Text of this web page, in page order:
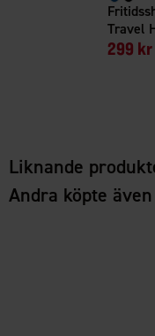
Travel
299 kr
Liknande
Andra köpte även